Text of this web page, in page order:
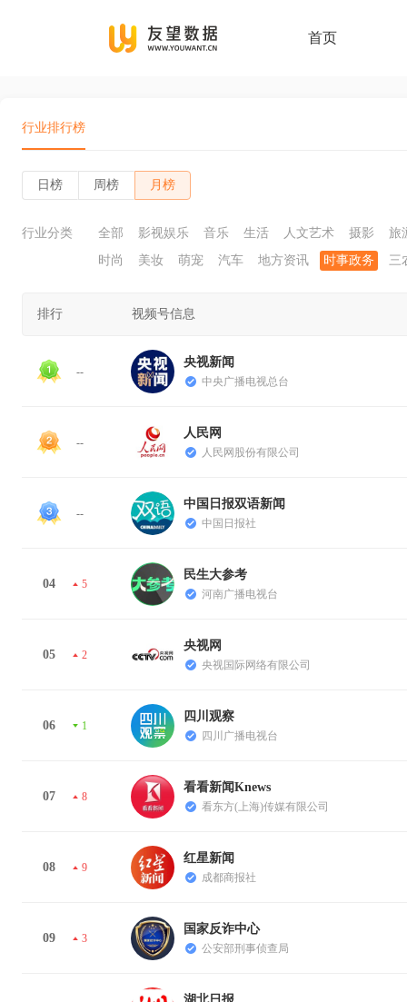
首页
行业排行榜
日榜 周榜 月榜
行业分类 全部 影视娱乐 音乐 生活 人文艺术 摄影
旅
时尚
美妆 萌宠 汽车 地方资讯 时事政务 三
排行 视频号信息
--
央视新闻
中央广播电视总台
--
人民网
人民网股份有限公司
--
中国日报双语新闻
中国日报社
04 5
民生大参考
河南广播电视台
05 2
央视网
央视国际网络有限公司
06 1
四川观察
四川广播电视台
07 8
看看新闻Knews
看东方(上海)传媒有限公司
08 9
红星新闻
成都商报社
09 3
国家反诈中心
公安部刑事侦查局
湖北日报